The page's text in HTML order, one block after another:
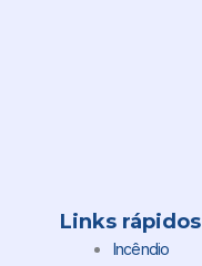
Links rápidos
Incêndio